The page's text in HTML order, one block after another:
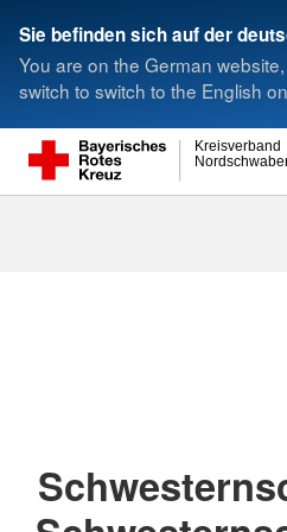
Sie befinden sich auf der
You are on the German
switch to switch to the English
Kreisverband